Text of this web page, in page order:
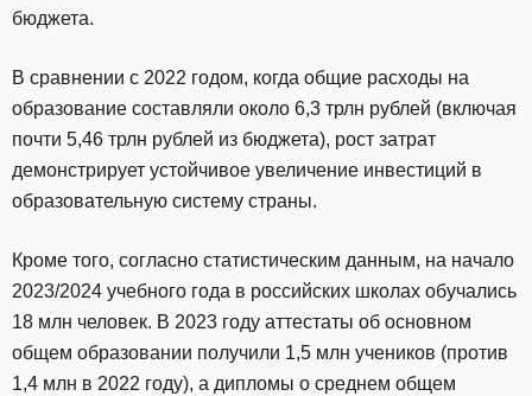
бюджета.
В сравнении с 2022 годом, когда общие расходы на
образование составляли около 6,3 трлн рублей (включая
почти 5,46 трлн рублей из бюджета), рост затрат
демонстрирует устойчивое увеличение инвестиций в
образовательную систему страны.
Кроме того, согласно статистическим данным, на начало
2023/2024 учебного года в российских школах обучались
18 млн человек. В 2023 году аттестаты об основном
общем образовании получили 1,5 млн учеников (против
1,4 млн в 2022 году), а дипломы о среднем общем